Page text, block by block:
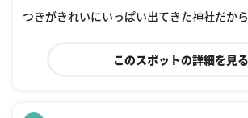
つきがきれいにいっぱい出てきた神社だから
このスポットの詳細を見る